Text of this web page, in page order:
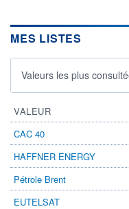
MES LISTES
Valeurs les plus
VALEUR
CAC 40
HAFFNER ENERGY
Pétrole Brent
EUTELSAT